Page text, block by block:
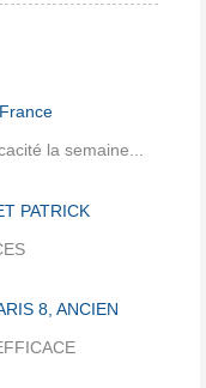
la semaine...
PATRICK
8, ANCIEN